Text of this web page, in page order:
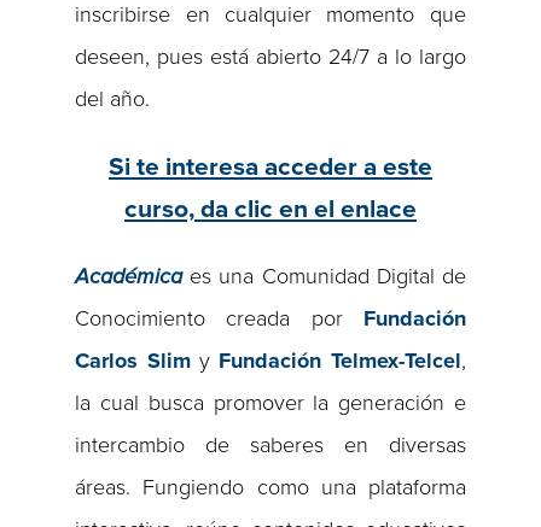
inscribirse en cualquier momento que
deseen, pues está abierto 24/7 a lo largo
del año.
Si te interesa acceder a este
curso, da clic en el enlace
Académicaes una Comunidad Digital de
Conocimiento creada por Fundación
Carlos Slimy Fundación Telmex-Telcel,
la cual busca promover la generación e
intercambio de saberes en diversas
áreas. Fungiendo como una plataforma